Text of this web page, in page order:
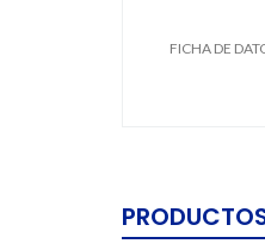
FICHA DE